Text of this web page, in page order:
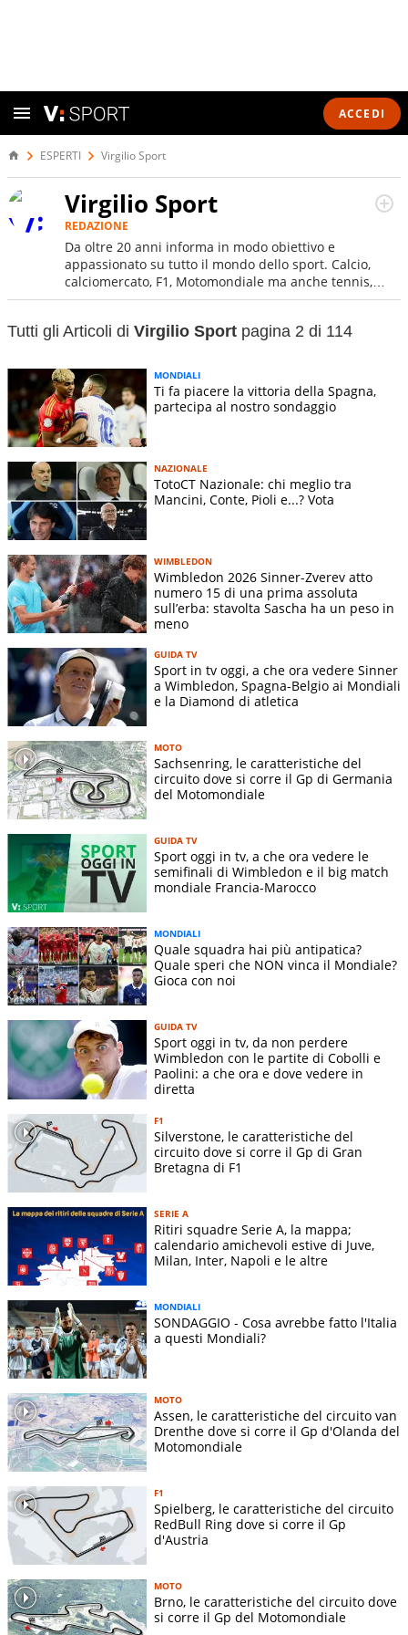
ACCEDI
ESPERTI Virgilio Sport
Virgilio Sport
REDAZIONE
Da oltre 20 anni informa in modo obiettivo e
appassionato su tutto il mondo dello sport. Calcio,
calciomercato, F1, Motomondiale ma anche tennis,
volley, basket: su Virgilio Sport i tifosi e gli
completa e zero faziosità. La squadra di Virgilio Sport è
gioco di rimessa quando intercettano le notizie e le
rilanciano verso la rete, sia nella costruzione dal basso
quando creano contenuti 100% originali ed esclusivi.
Tutti gli Articoli di Virgilio Sport pagina 2 di 114
MONDIALI
Ti fa piacere la vittoria della Spagna,
partecipa al nostro sondaggio
NAZIONALE
TotoCT Nazionale: chi meglio tra
Mancini, Conte, Pioli e...? Vota
WIMBLEDON
Wimbledon 2026 Sinner-Zverev atto
numero 15 di una prima assoluta
sull’erba: stavolta Sascha ha un peso in
meno
GUIDA TV
Sport in tv oggi, a che ora vedere Sinner
a Wimbledon, Spagna-Belgio ai Mondiali
e la Diamond di atletica
MOTO
Sachsenring, le caratteristiche del
circuito dove si corre il Gp di Germania
del Motomondiale
GUIDA TV
Sport oggi in tv, a che ora vedere le
semifinali di Wimbledon e il big match
mondiale Francia-Marocco
MONDIALI
Quale squadra hai più antipatica?
Quale speri che NON vinca il Mondiale?
Gioca con noi
GUIDA TV
Sport oggi in tv, da non perdere
Wimbledon con le partite di Cobolli e
Paolini: a che ora e dove vedere in
diretta
F1
Silverstone, le caratteristiche del
circuito dove si corre il Gp di Gran
Bretagna di F1
SERIE A
Ritiri squadre Serie A, la mappa;
calendario amichevoli estive di Juve,
Milan, Inter, Napoli e le altre
MONDIALI
SONDAGGIO - Cosa avrebbe fatto l'Italia
a questi Mondiali?
MOTO
Assen, le caratteristiche del circuito van
Drenthe dove si corre il Gp d'Olanda del
Motomondiale
F1
Spielberg, le caratteristiche del circuito
RedBull Ring dove si corre il Gp
d'Austria
MOTO
Brno, le caratteristiche del circuito dove
si corre il Gp del Motomondiale